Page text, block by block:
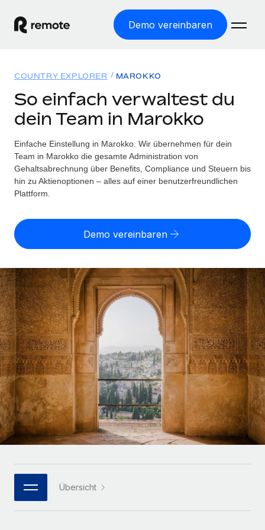
Demo vereinbaren
WELTWEITE BESCHÄFTIGUNG
Globale Payroll
Einfache, rechtssicher Payroll
Employer of Record
Weltweites Wachstum ohne Kosten für Niederlassungen
Contractor of Record
Rechtssichere, weltweite Arbeit mit Freelancer:innen
Globales Onboarding und Verwalten von
Freelancer:innen
PEO
Auslagern von komplexen HR-Aufgaben
INFRASTRUKTUR
Remote Embedded
Nahtlose Integration der HR in bestehende Abläufe
Plattform
Integrierte HR-Kernfunktionen für dein Team
MCP
Integrationen
Lösungen
WELTWEITE ABDECKUNG
Country Explorer
Länderspezifische Unterstützung bei der Einstellung
Einfache Einstellung in allen US-Bundesstaaten
WACHSTUMSPHASE
Startups
Agile HR- und Payroll-Lösungen für wachsende
Unternehmen
Mittelstand
Maßgeschneiderte HR-Lösungen, um Teams zu
vergrößern
Enterprise
Globale HR für Konzerne und Großunternehmen
PARTNER WERDEN
Flexible Einbettung von Global-HR-Funktionen in deine
Ressourcen
TOOLS UND RECHNER
Scheinselbstständigkeitsrisiko berechnen
Personalkostenrechner
Gesamtbeschäftigungskosten
Honorarzahlungen berechnen
Informationen zu möglichen Währungen und
Abwicklungsfristen für globale Freelancer:innen
LERNEN MIT REMOTE
Forschung und Leitfäden
Fallstudien
HR-Glossar
Bibliothek für Stellenbeschreibungen
Webinare
Preise
Nederlands
Français
Deutsch
Español
Italiano
Português (Portugal)
한국어
Anmelden
COUNTRY EXPLORER MAROKKO
So einfach verwaltest du
dein Team in Marokko
Einfache Einstellung in Marokko. Wir übernehmen für dein
Team in Marokko die gesamte Administration von
Gehaltsabrechnung über Benefits, Compliance und Steuern bis
hin zu Aktienoptionen – alles auf einer benutzerfreundlichen
Plattform.
Demo vereinbaren
Übersicht